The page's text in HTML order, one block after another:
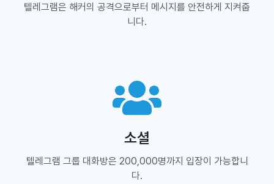
텔레그램은 해커의 공격으로부터 메시지를 안전하게 지켜줍
니다.
소셜
텔레그램 그룹 대화방은 200,000명까지 입장이 가능합니
다.